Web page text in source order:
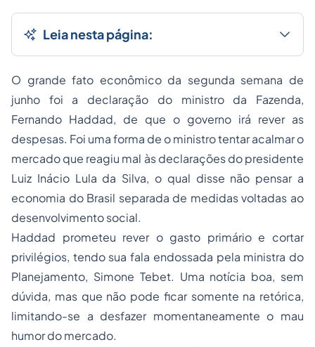
Leia nesta página:
O grande fato econômico da segunda semana de
junho foi a declaração do ministro da Fazenda,
Fernando Haddad, de que o governo irá rever as
despesas. Foi uma forma de o ministro tentar acalmar o
mercado que reagiu mal às declarações do presidente
Luiz Inácio Lula da Silva, o qual disse não pensar a
economia do Brasil separada de medidas voltadas ao
desenvolvimento social.
Haddad prometeu rever o gasto primário e cortar
privilégios, tendo sua fala endossada pela ministra do
Planejamento, Simone Tebet. Uma notícia boa, sem
dúvida, mas que não pode ficar somente na retórica,
limitando-se a desfazer momentaneamente o mau
humor do mercado.